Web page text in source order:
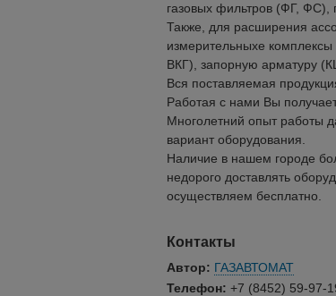
газовых фильтров (ФГ, ФС),
Также, для расширения
измерительныхе комплексы
ВКГ), запорную арматуру
Вся поставляемая
Работая с нами Вы
Многолетний опыт работы
вариант оборудования.
Наличие в нашем городе
недорого доставлять
осуществляем бесплатно.
Контакты
Автор: ГАЗАВТОМАТ
Телефон: +7 (8452) 59-97-